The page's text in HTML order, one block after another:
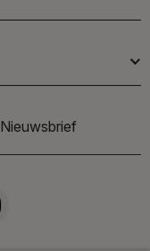
Nieuwsbrief